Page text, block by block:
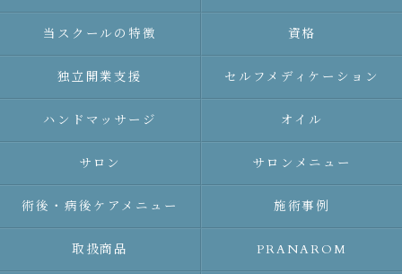
当スクールの特徴 資格
独立開業支援 セルフメディケーション
ハンドマッサージ オイル
サロン サロンメニュー
術後・病後ケアメニュー 施術事例
取扱商品 PRANAROM